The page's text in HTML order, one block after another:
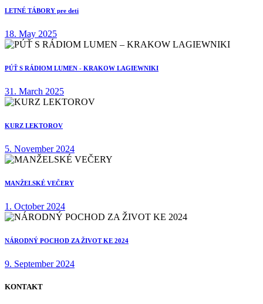
LETNÉ TÁBORY pre deti
18. May 2025
PÚŤ S RÁDIOM LUMEN - KRAKOW LAGIEWNIKI
31. March 2025
KURZ LEKTOROV
5. November 2024
MANŽELSKÉ VEČERY
1. October 2024
NÁRODNÝ POCHOD ZA ŽIVOT KE 2024
9. September 2024
KONTAKT